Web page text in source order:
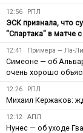
12:56 РПЛ
ЭСК признала, что
"Спартака" в матче
12:41 Примера — Ла-
Симеоне — об
очень хорошо
12:26 РПЛ
Михаил Кержаков:
12:12 АПЛ
Нунес — об уходе